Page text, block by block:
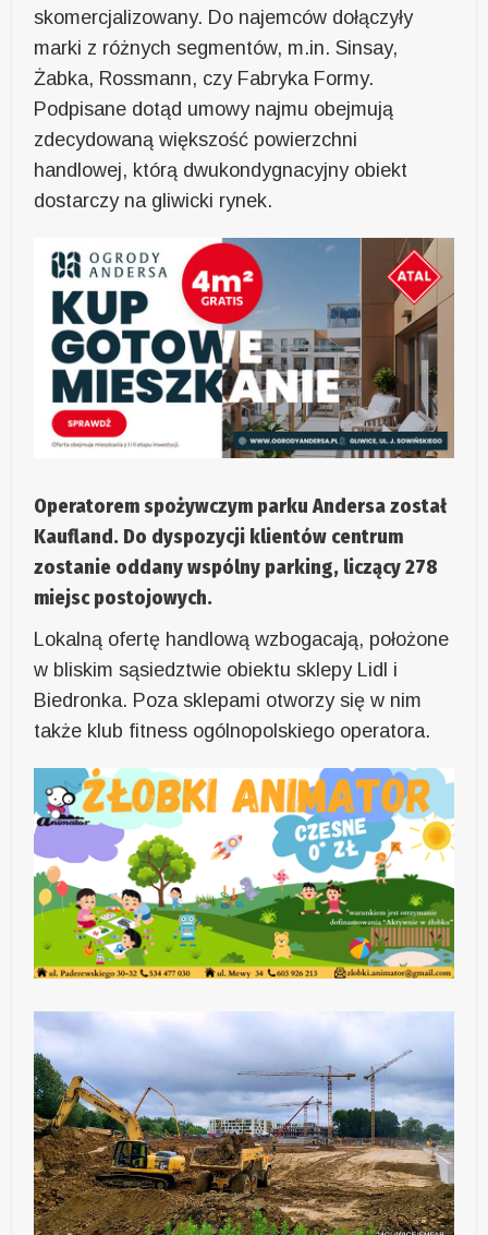
skomercjalizowany. Do najemców dołączyły
marki z różnych segmentów, m.in. Sinsay,
Żabka, Rossmann, czy Fabryka Formy.
Podpisane dotąd umowy najmu obejmują
zdecydowaną większość powierzchni
handlowej, którą dwukondygnacyjny obiekt
dostarczy na gliwicki rynek.
Operatorem spożywczym parku Andersa został
Kaufland. Do dyspozycji klientów centrum
zostanie oddany wspólny parking, liczący 278
miejsc postojowych.
Lokalną ofertę handlową wzbogacają, położone
w bliskim sąsiedztwie obiektu sklepy Lidl i
Biedronka. Poza sklepami otworzy się w nim
także klub fitness ogólnopolskiego operatora.